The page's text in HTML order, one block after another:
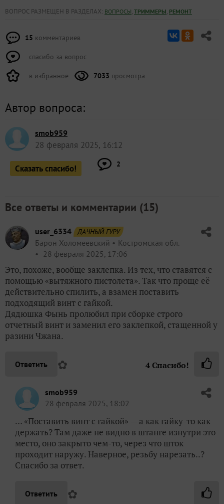
ВОПРОС РАЗМЕЩЕН В РАЗДЕЛАХ: ВОПРОСЫ, ТРИММЕРЫ, РЕМОНТ
15 комментариев
спасибо за вопрос
в избранное 7033 просмотра
Автор вопроса:
smob959
28 февраля 2025, 16:12
Сказать спасибо! 2
Все ответы и комментарии (15)
user_6334 ДАЧНЫЙ ГУРУ
Барон Холомеевский
Костромская обл.
28 февраля 2025, 17:06
Это, похоже, вообще заклепка. Из тех, что ставятся с
помощью «вытяжного пистолета». Так что проще её
действительно спилить, а взамен поставить
подходящий винт с гайкой.
Дядюшка Фынь пролюбил при сборке строго
отчетный винт и заменил его заклепкой, стащенной у
разини Чжана.
Ответить ✿ 4Спасибо!
smob959
28 февраля 2025, 18:02
… «Поставить винт с гайкой» — а как гайку-то как
держать? Там даже не видно в штанге изнутри это
место, оно закрыто чем-то, через что шток
проходит наружу. Наверное, резьбу нарезать..?
Спасибо за ответ.
Ответить ✿